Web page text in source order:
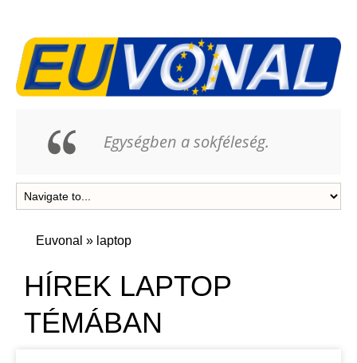
Egységben a sokféleség.
Euvonal » laptop
HÍREK LAPTOP
TÉMÁBAN